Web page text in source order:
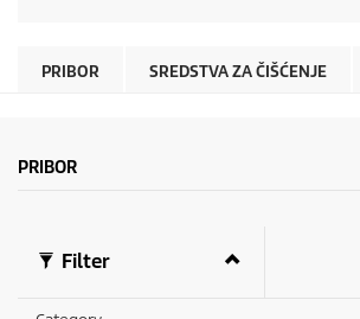
PRIBOR SREDSTVA ZA ČIŠĆENJE
PRIBOR
Filter